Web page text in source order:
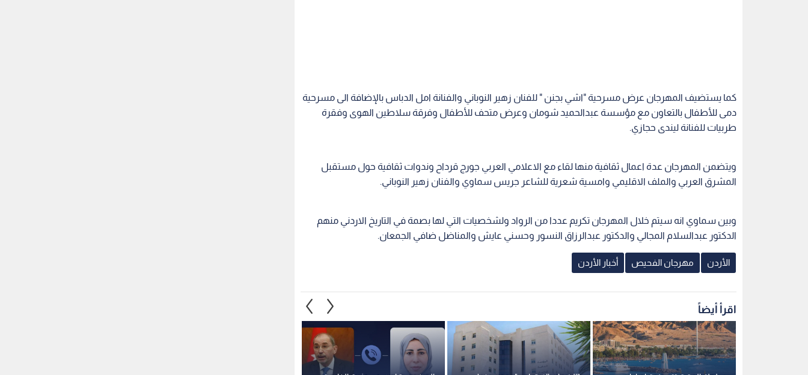
كما يستضيف المهرجان عرض مسرحية "اشي بجنن " للفنان زهير النوباني والفنانة امل الدباس بالإضافة الى مسرحية
دمى للأطفال بالتعاون مع مؤسسة عبدالحميد شومان وعرض متحف للأطفال وفرقة سلاطين الهوى وفقرة
طربيات للفنانة ليندى حجازي.
ويتضمن المهرجان عدة اعمال ثقافية منها لقاء مع الاعلامي العربي جورج قرداح وندوات ثقافية حول مستقبل
المشرق العربي والملف الاقليمي وامسية شعرية للشاعر جريس سماوي والفنان زهير النوباني.
وبين سماوي انه سيتم خلال المهرجان تكريم عددا من الرواد ولشخصيات التي لها بصمة في التاريخ الاردني منهم
الدكتور عبدالسلام المجالي والدكتور عبدالرزاق النسور وحسني عايش والمناضل ضافي الجمعان.
الأردن مهرجان الفحيص أخبار الأردن
اقرأ أيضاً